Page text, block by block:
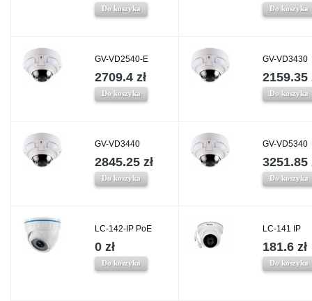
Do koszyka Do koszyka
GV-VD2540-E
2709.4 zł
Do koszyka
GV-VD3430
2159.35
Do koszyka
GV-VD3440
2845.25 zł
Do koszyka
GV-VD5340
3251.85
Do koszyka
LC-142-IP PoE
0 zł
Do koszyka
LC-141 IP
181.6 zł
Do koszyka